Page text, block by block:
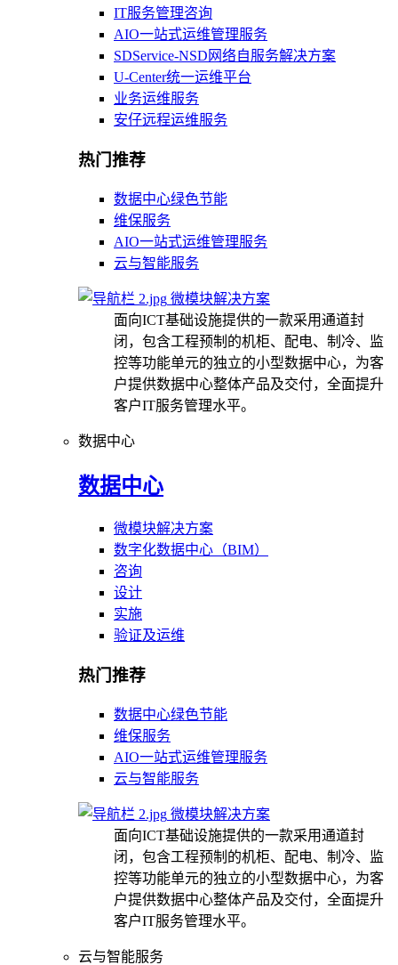
IT服务管理咨询
AIO一站式运维管理服务
SDService-NSD网络自服务解决方案
U-Center统一运维平台
业务运维服务
安仔远程运维服务
热门推荐
数据中心绿色节能
维保服务
AIO一站式运维管理服务
云与智能服务
微模块解决方案
面向ICT基础设施提供的一款采用通道封
闭，包含工程预制的机柜、配电、制冷、监
控等功能单元的独立的小型数据中心，为客
户提供数据中心整体产品及交付，全面提升
客户IT服务管理水平。
数据中心
数据中心
微模块解决方案
数字化数据中心（BIM）
咨询
设计
实施
验证及运维
热门推荐
数据中心绿色节能
维保服务
AIO一站式运维管理服务
云与智能服务
微模块解决方案
面向ICT基础设施提供的一款采用通道封
闭，包含工程预制的机柜、配电、制冷、监
控等功能单元的独立的小型数据中心，为客
户提供数据中心整体产品及交付，全面提升
客户IT服务管理水平。
云与智能服务